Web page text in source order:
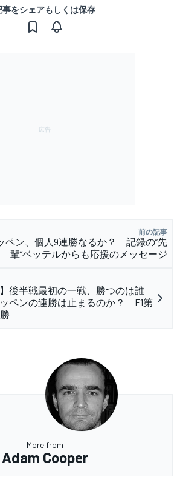
事をシェアもしくは保存
前の記事
ペン、個人9連勝なるか？ 記録の”先
輩”ベッテルからも応援のメッセージ
後半戦最初の一戦、勝つのは誰
ペンの連勝は止まるのか？ F1第
More from
Adam Cooper